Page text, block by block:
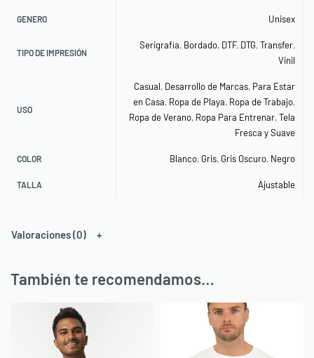
GENERO Unisex
TIPO DE IMPRESIÓN
Serigrafía, Bordado, DTF, DTG,Transfer,
Vinil
USO
Casual, Desarrollo de Marcas, Para Estar
en Casa, Ropa de Playa, Ropa de Trabajo,
Ropa de Verano, Ropa Para Entrenar,Tela
Fresca y Suave
COLOR Blanco, Gris, Gris Oscuro, Negro
TALLA Ajustable
Valoraciones (0)
También te recomendamos…